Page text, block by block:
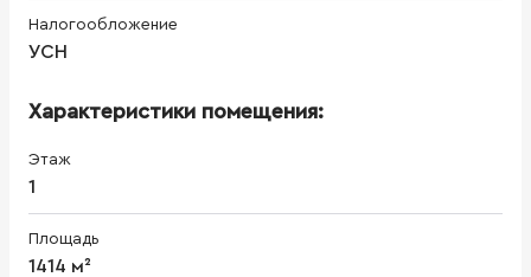
Налогообложение
УСН
Характеристики помещения:
Этаж
1
Площадь
1414 м²